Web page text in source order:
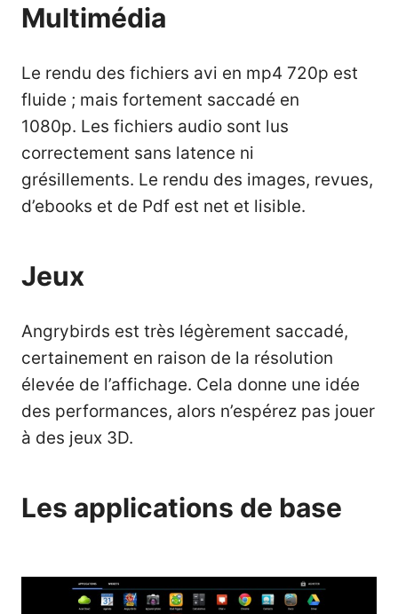
Multimédia
Le rendu des fichiers avi en mp4 720p est
fluide ; mais fortement saccadé en
1080p. Les fichiers audio sont lus
correctement sans latence ni
grésillements. Le rendu des images, revues,
d’ebooks et de Pdf est net et lisible.
Jeux
Angrybirds est très légèrement saccadé,
certainement en raison de la résolution
élevée de l’affichage. Cela donne une idée
des performances, alors n’espérez pas jouer
à des jeux 3D.
Les applications de base